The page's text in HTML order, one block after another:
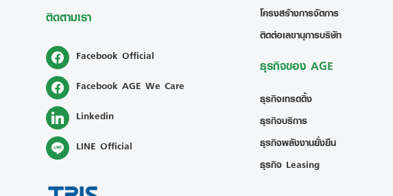
ติดตามเรา
Facebook Official
Facebook AGE We Care
Linkedin
LINE Official
โครงสร้างการจัดการ
ติดต่อเลขานุการบริษัท
ธุรกิจของ AGE
ธุรกิจเทรดดิ้ง
ธุรกิจบริการ
ธุรกิจพลังงานยั่งยืน
ธุรกิจ Leasing